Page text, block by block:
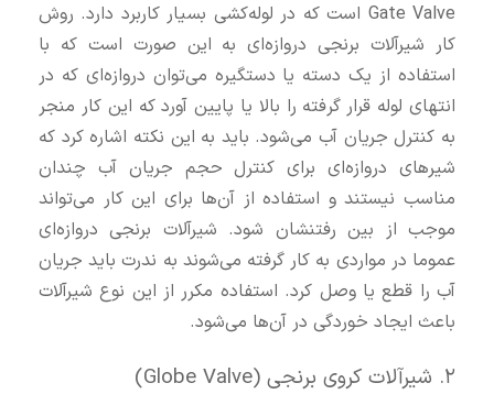
Gate Valve است که در لوله‌کشی بسیار کاربرد دارد. روش
کار شیرآلات برنجی دروازه‌ای به این صورت است که با
استفاده از یک دسته یا دستگیره می‌توان دروازه‌ای که در
انتهای لوله قرار گرفته را بالا یا پایین آورد که این کار منجر
به کنترل جریان آب می‌شود. باید به این نکته اشاره کرد که
شیرهای دروازه‌ای برای کنترل حجم جریان آب چندان
مناسب نیستند و استفاده از آن‌ها برای این کار می‌تواند
موجب از بین رفتنشان شود. شیرآلات برنجی دروازه‌ای
عموما در مواردی به کار گرفته می‌شوند به ندرت باید جریان
آب را قطع یا وصل کرد. استفاده مکرر از این نوع شیرآلات
باعث ایجاد خوردگی در آن‌ها می‌شود.
۲. شیرآلات کروی برنجی (Globe Valve)